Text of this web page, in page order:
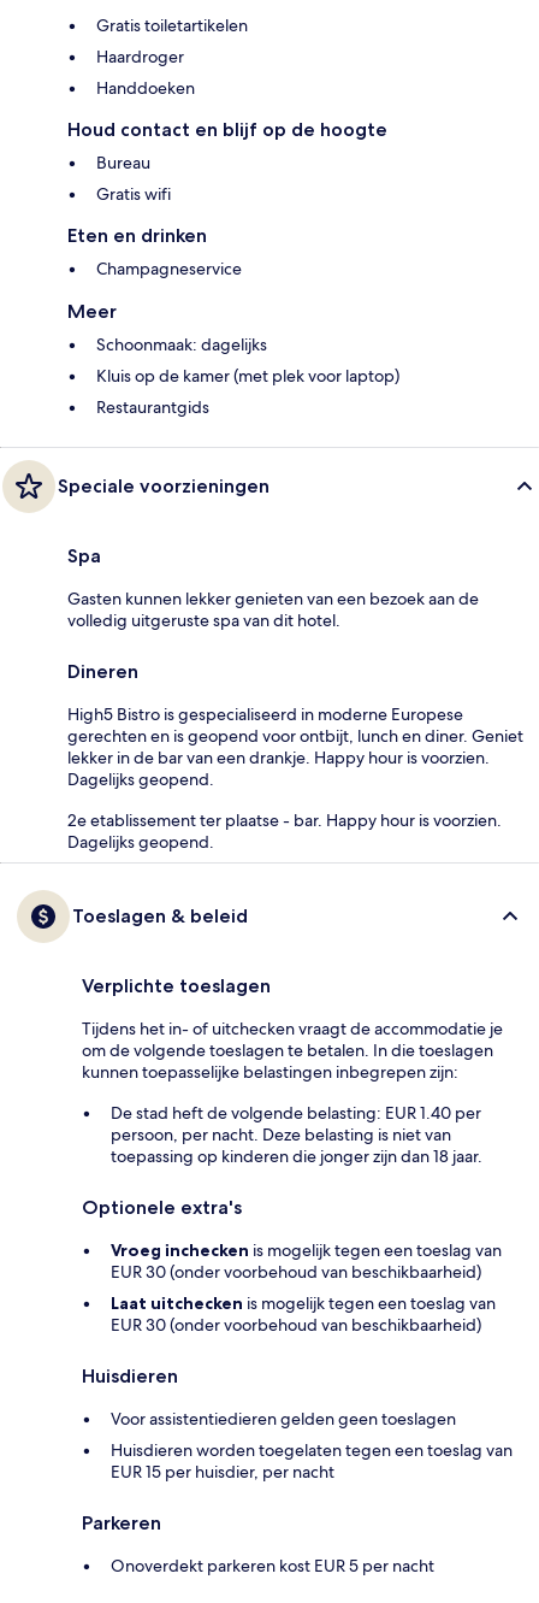
Gratis toiletartikelen
Haardroger
Handdoeken
Houd contact en blijf op de hoogte
Bureau
Gratis wifi
Eten en drinken
Champagneservice
Meer
Schoonmaak: dagelijks
Kluis op de kamer (met plek voor laptop)
Restaurantgids
Speciale voorzieningen
Spa
Gasten kunnen lekker genieten van een bezoek aan de
volledig uitgeruste spa van dit hotel.
Dineren
High5 Bistro is gespecialiseerd in moderne Europese
gerechten en is geopend voor ontbijt, lunch en diner. Geniet
lekker in de bar van een drankje. Happy hour is voorzien.
Dagelijks geopend.
2e etablissement ter plaatse - bar. Happy hour is voorzien.
Dagelijks geopend.
Toeslagen & beleid
Verplichte toeslagen
Tijdens het in- of uitchecken vraagt de accommodatie je
om de volgende toeslagen te betalen. In die toeslagen
kunnen toepasselijke belastingen inbegrepen zijn:
De stad heft de volgende belasting: EUR 1.40 per
persoon, per nacht. Deze belasting is niet van
toepassing op kinderen die jonger zijn dan 18 jaar.
Optionele extra's
Vroeg inchecken is mogelijk tegen een toeslag van
EUR 30 (onder voorbehoud van beschikbaarheid)
Laat uitchecken is mogelijk tegen een toeslag van
EUR 30 (onder voorbehoud van beschikbaarheid)
Huisdieren
Voor assistentiedieren gelden geen toeslagen
Huisdieren worden toegelaten tegen een toeslag van
EUR 15 per huisdier, per nacht
Parkeren
Onoverdekt parkeren kost EUR 5 per nacht